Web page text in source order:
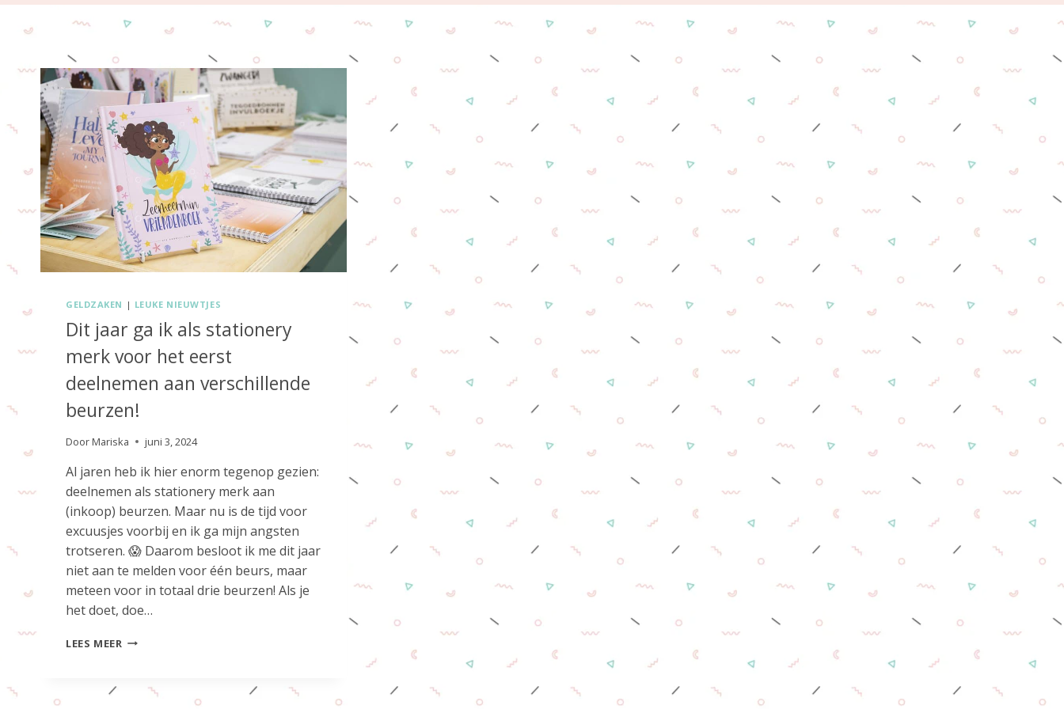
GELDZAKEN | LEUKE NIEUWTJES
Dit jaar ga ik als stationery
merk voor het eerst
deelnemen aan verschillende
beurzen!
Door Mariska juni 3, 2024
Al jaren heb ik hier enorm tegenop gezien:
deelnemen als stationery merk aan
(inkoop) beurzen. Maar nu is de tijd voor
excuusjes voorbij en ik ga mijn angsten
trotseren. 😱 Daarom besloot ik me dit jaar
niet aan te melden voor één beurs, maar
meteen voor in totaal drie beurzen! Als je
het doet, doe…
LEES MEER DIT